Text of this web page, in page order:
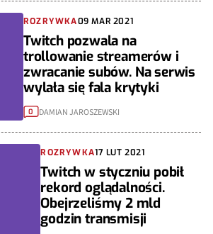
ROZRYWKA09 MAR 2021
Twitch pozwala na
trollowanie streamerów i
zwracanie subów. Na serwis
wylała się fala krytyki
0 DAMIAN JAROSZEWSKI
ROZRYWKA17 LUT 2021
Twitch w styczniu pobił
rekord oglądalności.
Obejrzeliśmy 2 mld
godzin transmisji